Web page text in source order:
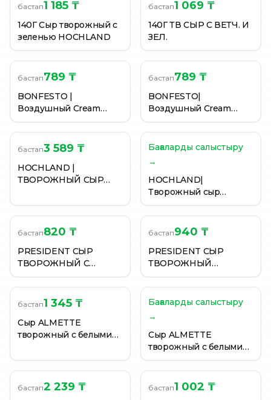
бастап1 185 ₸
140Г Сыр творожный с
зеленью HOCHLAND
бастап1 069 ₸
140Г ТВ СЫР С ВЕТЧ. И
ЗЕЛ.
бастап789 ₸
BONFESTO |
Воздушный Cream
Cheese "Песто и
базилик" 125 гр
бастап789 ₸
BONFESTO|
Воздушный Cream
Cheese "Сливочный"
125ГР
бастап3 589 ₸
HOCHLAND |
ТВОРОЖНЫЙ СЫР
КУЛИНАРНОМ
РУКАВЕ 500 ГР.
Бағаларды салыстыру
→
HOCHLAND|
Творожный сыр
Cremette 800гр
бастап820 ₸
PRESIDENT СЫР
ТВОРОЖНЫЙ С
ТРАВАМИ 54% 140Г
бастап940 ₸
PRESIDENT СЫР
ТВОРОЖНЫЙ
СЛИВОЧНЫЙ 56% 140Г
бастап1 345 ₸
Сыр ALMETTE
творожный с белыми
Бағаларды салыстыру
→
Сыр ALMETTE
творожный с белыми
грибами, 150г
бастап2 239 ₸ бастап1 002 ₸
СЫР PRESIDENT ТВОРОЖНЫЙ КОЗИЙ CHEVRE 65%
СЫР PRESIDENT ТВОРОЖНЫЙ ОВОЩИ НА ГРИЛЕ
СЫР PRETTO ТВОРОЖНЫЙ С ОГУРЦОМ 65% 140 ГР